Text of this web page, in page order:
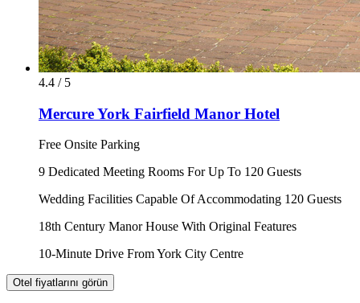
4.4 / 5
Mercure York Fairfield Manor Hotel
Free Onsite Parking
9 Dedicated Meeting Rooms For Up To 120 Guests
Wedding Facilities Capable Of Accommodating 120 Guests
18th Century Manor House With Original Features
10-Minute Drive From York City Centre
Otel fiyatlarını görün